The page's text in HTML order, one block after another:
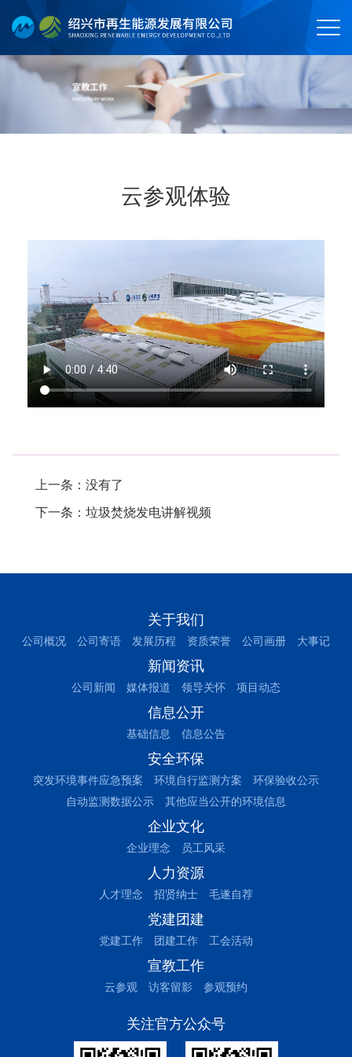
云参观体验
上一条：没有了
下一条： 垃圾焚烧发电讲解视频
关于我们
公司概况 公司寄语 发展历程 资质荣誉 公司画册 大事记
新闻资讯
公司新闻 媒体报道 领导关怀 项目动态
信息公开
基础信息 信息公告
安全环保
突发环境事件应急预案 环境自行监测方案
环保验收公示
自动监测数据公示
其他应当公开的环境信息
企业文化
企业理念 员工风采
人力资源
人才理念 招贤纳士 毛遂自荐
党建团建
党建工作 团建工作 工会活动
宣教工作
云参观 访客留影 参观预约
关注官方公众号